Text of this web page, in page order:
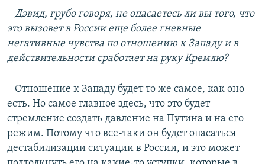
– Дэвид, грубо говоря, не опасаетесь ли вы того, что
это вызовет в России еще более гневные
негативные чувства по отношению к Западу и в
действительности сработает на руку Кремлю?
– Отношение к Западу будет то же самое, как оно
есть. Но самое главное здесь, что это будет
стремление создать давление на Путина и на его
режим. Потому что все-таки он будет опасаться
дестабилизации ситуации в России, и это может